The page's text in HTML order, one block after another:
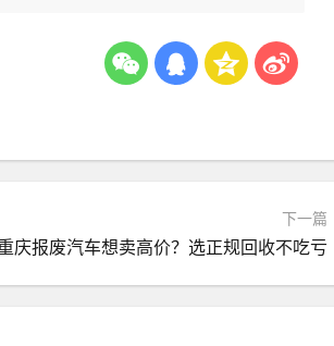
下一篇
庆报废汽车想卖高价？选正规回收不吃亏